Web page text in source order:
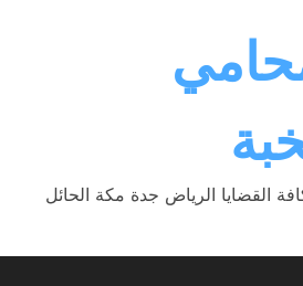
القضايا الرياض جدة مكة الحائل